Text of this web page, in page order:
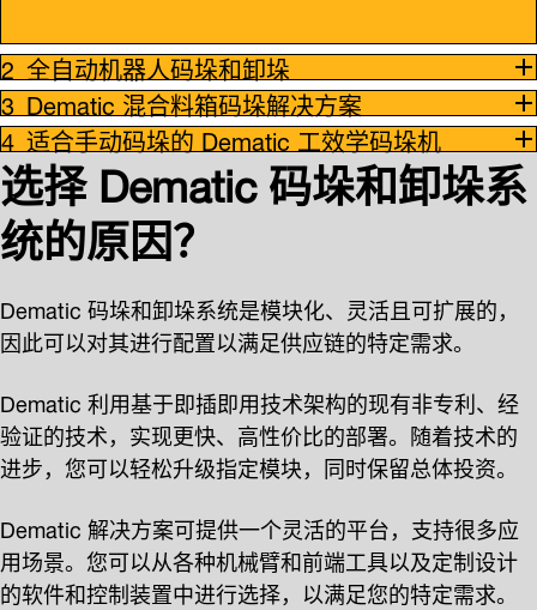
全自动机器人码垛和卸垛
Dematic 混合料箱码垛解决方案
适合手动码垛的 Dematic 工效学码垛机
选择 Dematic 码垛和卸垛系
统的原因？
Dematic 码垛和卸垛系统是模块化、灵活且可扩展的，
因此可以对其进行配置以满足供应链的特定需求。
Dematic 利用基于即插即用技术架构的现有非专利、经
验证的技术，实现更快、高性价比的部署。随着技术的
进步，您可以轻松升级指定模块，同时保留总体投资。
Dematic 解决方案可提供一个灵活的平台，支持很多应
用场景。您可以从各种机械臂和前端工具以及定制设计
的软件和控制装置中进行选择，以满足您的特定需求。